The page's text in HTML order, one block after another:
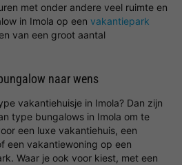
met onder andere veel ruimte en
in Imola op een vakantiepark
van een groot aantal
naar wens
vakantiehuisje in Imola? Dan zijn
type bungalows in Imola om te
een luxe vakantiehuis, een
een vakantiewoning op een
Waar je ook voor kiest, met een